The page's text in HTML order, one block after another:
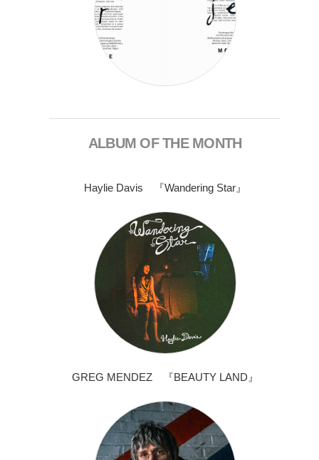
ALBUM OF THE MONTH
Haylie Davis 『Wandering Star』
GREG MENDEZ 『BEAUTY LAND』